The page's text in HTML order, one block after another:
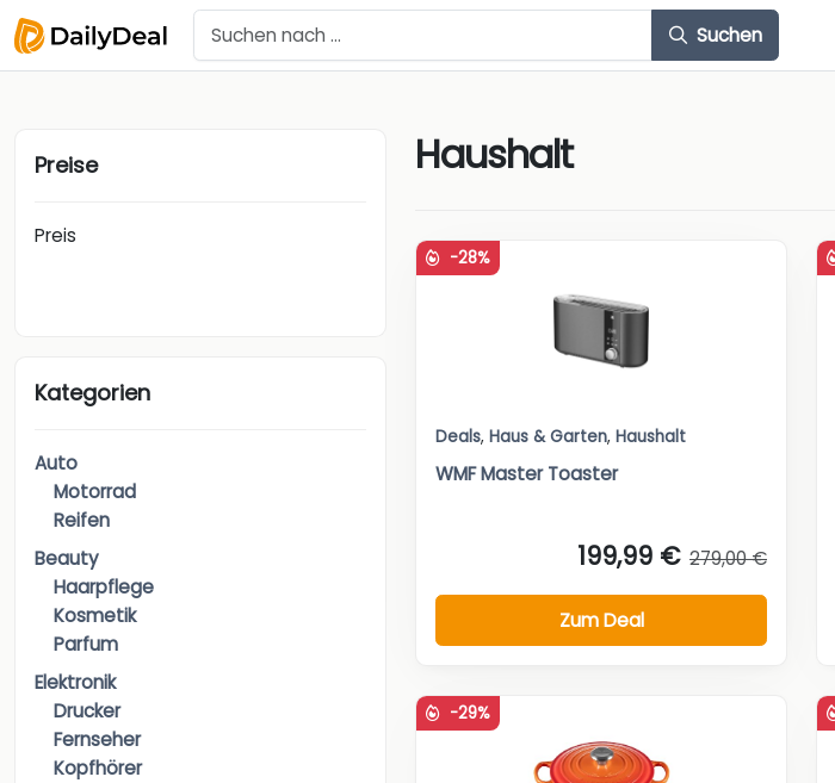
Suchen
Preise
Preis
Kategorien
Auto
Motorrad
Reifen
Beauty
Haarpflege
Kosmetik
Parfum
Elektronik
Drucker
Fernseher
Kopfhörer
Haushalt
-28%
Deals, Haus & Garten, Haushalt
WMF Master Toaster
199,99 € 279,00 €
Zum Deal
-29%